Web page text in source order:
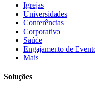
Igrejas
Universidades
Conferências
Corporativo
Saúde
Engajamento de
Mais
Soluções